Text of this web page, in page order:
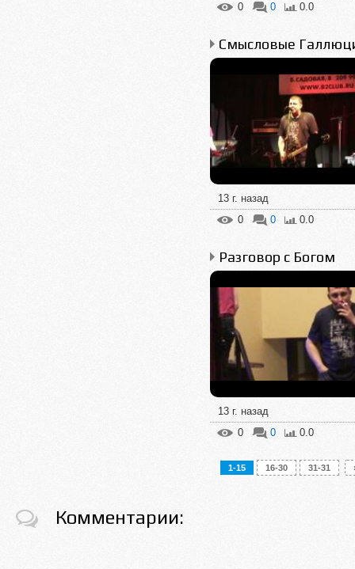
0
0 0.0
13 г. назад
0
0 0.0
Разговор с Богом
13 г. назад
0
0 0.0
1-15 16-30 31-31
Комментарии: